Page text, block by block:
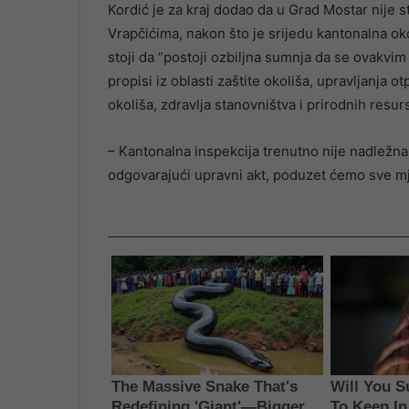
Kordić je za kraj dodao da u Grad Mostar nije
Vrapčićima, nakon što je srijedu kantonalna
stoji da “postoji ozbiljna sumnja da se
propisi iz oblasti zaštite okoliša, upravljanja
okoliša, zdravlja stanovništva i prirodnih
– Kantonalna inspekcija trenutno nije
odgovarajući upravni akt, poduzet ćemo sve